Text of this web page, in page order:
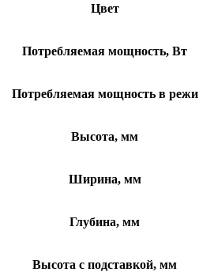
Цвет
Потребляемая мощность, Вт
Потребляемая мощность в режи
Высота, мм
Ширина, мм
Глубина, мм
Высота с подставкой, мм